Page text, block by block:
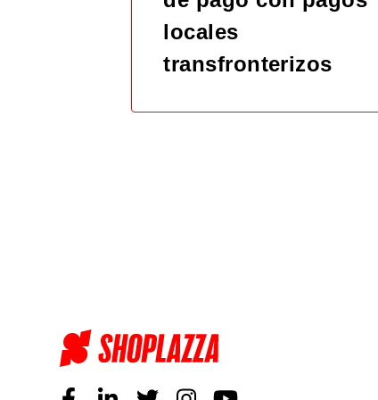
locales
transfronterizos